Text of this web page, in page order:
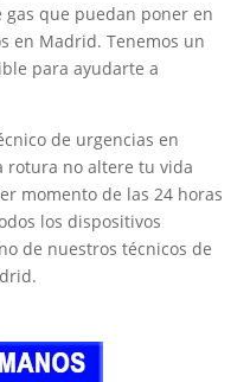
gas que puedan poner en
en Madrid. Tenemos un
para ayudarte a
de urgencias en
rotura no altere tu vida
momento de las 24 horas
los dispositivos
de nuestros técnicos de